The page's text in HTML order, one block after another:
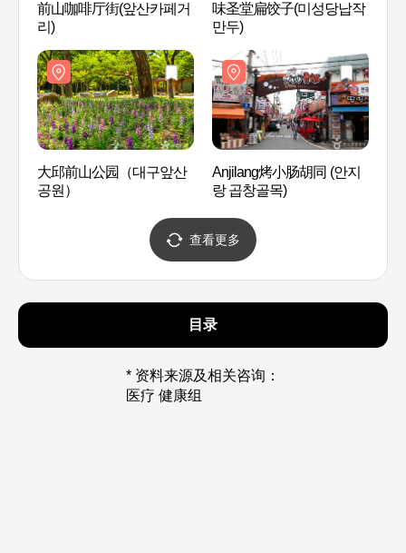
前山咖啡厅街(앞산카페거
리)
味圣堂扁饺子(미성당납작
만두)
大邱前山公园（대구앞산
공원）
Anjilang烤小肠胡同 (안지
랑 곱창골목)
查看更多
目录
* 资料来源及相关咨询：
医疗 健康组